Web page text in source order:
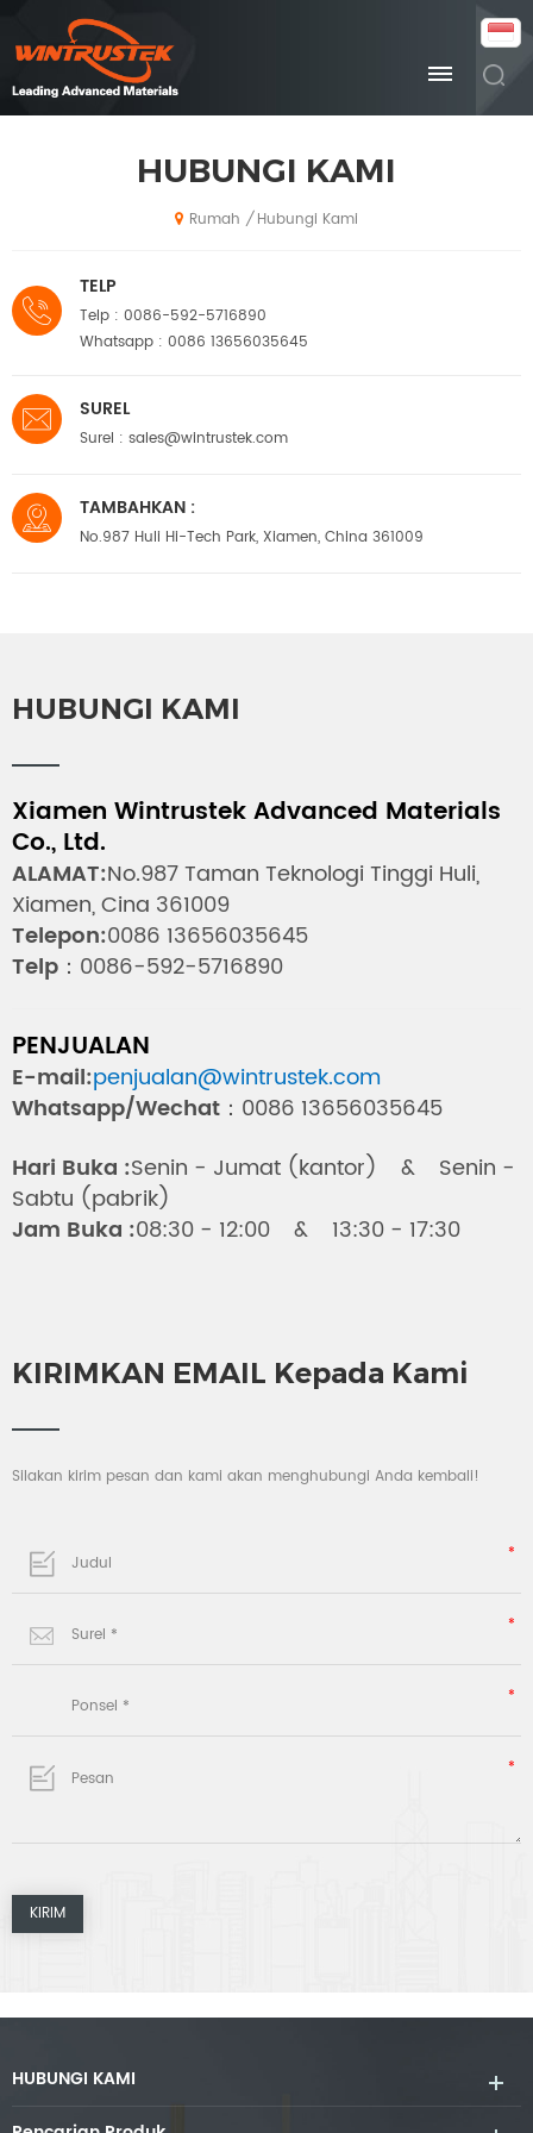
HUBUNGI KAMI
Rumah / Hubungi Kami
TELP
Telp : 0086-592-5716890
Whatsapp : 0086 13656035645
SUREL
Surel : sales@wintrustek.com
TAMBAHKAN :
No.987 Huli Hi-Tech Park, Xiamen, China 361009
HUBUNGI KAMI
Xiamen Wintrustek Advanced Materials
Co., Ltd.
ALAMAT:No.987 Taman Teknologi Tinggi Huli,
Xiamen, Cina 361009
Telepon:0086 13656035645
Telp： 0086-592-5716890
PENJUALAN
E-mail:penjualan@wintrustek.com
Whatsapp/Wechat： 0086 13656035645
Hari Buka :Senin - Jumat (kantor) & Senin -
Sabtu (pabrik)
Jam Buka :08:30 - 12:00 & 13:30 - 17:30
KIRIMKAN EMAIL Kepada Kami
Silakan kirim pesan dan kami akan menghubungi Anda kembali!
HUBUNGI KAMI